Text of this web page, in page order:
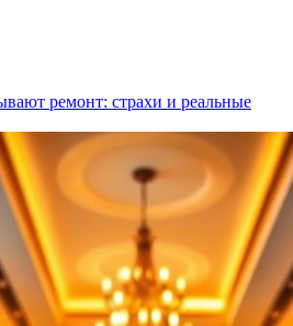
ремонт: страхи и реальные